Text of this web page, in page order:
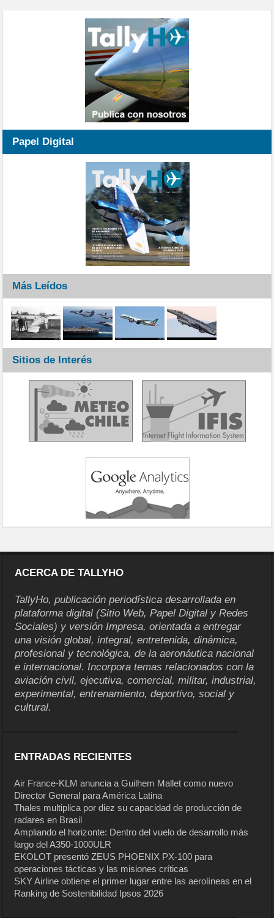
Papel Digital
Más Leídos
Sitios de Interés
ACERCA DE TALLYHO
TallyHo, publicación periodística desarrollada en
plataforma digital (Sitio Web, Papel Digital y Redes
Sociales) y versión Impresa, orientada a entregar
una visión global, integral, entretenida, dinámica,
profesional y tecnológica, de la aeronáutica nacional
e internacional. Incorpora temas relacionados con la
aviación civil, ejecutiva, comercial, militar, industrial,
experimental, entrenamiento, deportivo, social y
cultural.
ENTRADAS RECIENTES
Air France-KLM anuncia a Guilhem Mallet como nuevo
Director General para América Latina
Thales multiplica por diez su capacidad de producción de
radares en Brasil
Ampliando el horizonte: Dentro del vuelo de desarrollo más
largo del A350-1000ULR
EKOLOT presentó ZEUS PHOENIX PX-100 para
operaciones tácticas y las misiones críticas
SKY Airline obtiene el primer lugar entre las aerolíneas en el
Ranking de Sostenibilidad Ipsos 2026